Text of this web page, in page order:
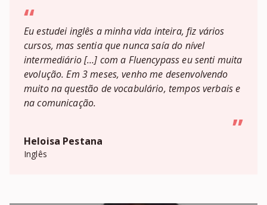
“
Eu estudei inglês a minha vida inteira, fiz vários
cursos, mas sentia que nunca saía do nível
intermediário […] com a Fluencypass eu senti muita
evolução. Em 3 meses, venho me desenvolvendo
muito na questão de vocabulário, tempos verbais e
na comunicação.
”
Heloisa Pestana
Inglês